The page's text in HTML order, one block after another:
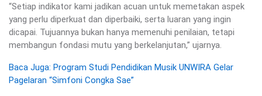
“Setiap indikator kami jadikan acuan untuk memetakan aspek
yang perlu diperkuat dan diperbaiki, serta luaran yang ingin
dicapai. Tujuannya bukan hanya memenuhi penilaian, tetapi
membangun fondasi mutu yang berkelanjutan,” ujarnya.
Baca Juga: Program Studi Pendidikan Musik UNWIRA Gelar
Pagelaran “Simfoni Congka Sae”